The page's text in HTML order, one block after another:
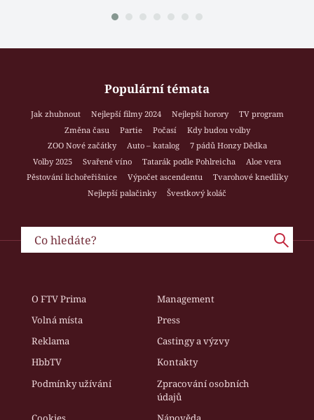
Populární témata
Jak zhubnout Nejlepší filmy 2024 Nejlepší horory
TV program
Změna času
Partie Počasí
Kdy budou volby
ZOO Nové začátky
Auto – katalog
7 pádů Honzy Dědka
Volby 2025
Svařené víno Tatarák podle Pohlreicha
Aloe vera
Pěstování lichořeřišnice
Výpočet ascendentu
Tvarohové knedlíky
Nejlepší palačinky
Švestkový koláč
O FTV Prima
Management
Volná místa
Press
Reklama
Castingy a výzvy
HbbTV
Kontakty
Podmínky užívání
Zpracování osobních
údajů